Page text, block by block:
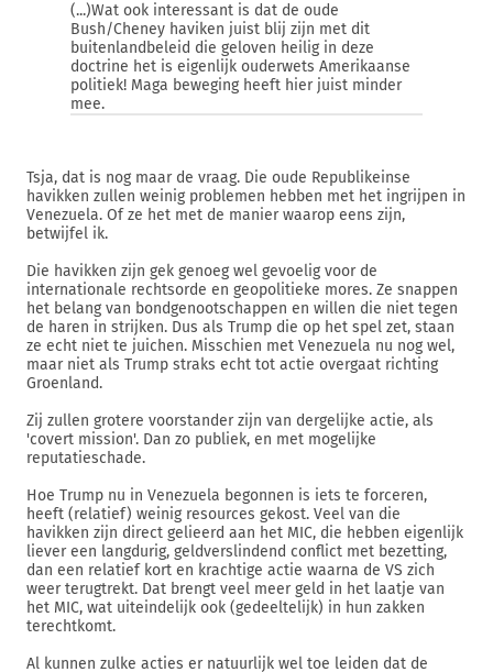
(...)Wat ook interessant is dat de oude
Bush/Cheney haviken juist blij zijn met dit
buitenlandbeleid die geloven heilig in deze
doctrine het is eigenlijk ouderwets Amerikaanse
politiek! Maga beweging heeft hier juist minder
mee.
Tsja, dat is nog maar de vraag. Die oude Republikeinse
havikken zullen weinig problemen hebben met het ingrijpen in
Venezuela. Of ze het met de manier waarop eens zijn,
betwijfel ik.
Die havikken zijn gek genoeg wel gevoelig voor de
internationale rechtsorde en geopolitieke mores. Ze snappen
het belang van bondgenootschappen en willen die niet tegen
de haren in strijken. Dus als Trump die op het spel zet, staan
ze echt niet te juichen. Misschien met Venezuela nu nog wel,
maar niet als Trump straks echt tot actie overgaat richting
Groenland.
Zij zullen grotere voorstander zijn van dergelijke actie, als
'covert mission'. Dan zo publiek, en met mogelijke
reputatieschade.
Hoe Trump nu in Venezuela begonnen is iets te forceren,
heeft (relatief) weinig resources gekost. Veel van die
havikken zijn direct gelieerd aan het MIC, die hebben eigenlijk
liever een langdurig, geldverslindend conflict met bezetting,
dan een relatief kort en krachtige actie waarna de VS zich
weer terugtrekt. Dat brengt veel meer geld in het laatje van
het MIC, wat uiteindelijk ook (gedeeltelijk) in hun zakken
terechtkomt.
Al kunnen zulke acties er natuurlijk wel toe leiden dat de